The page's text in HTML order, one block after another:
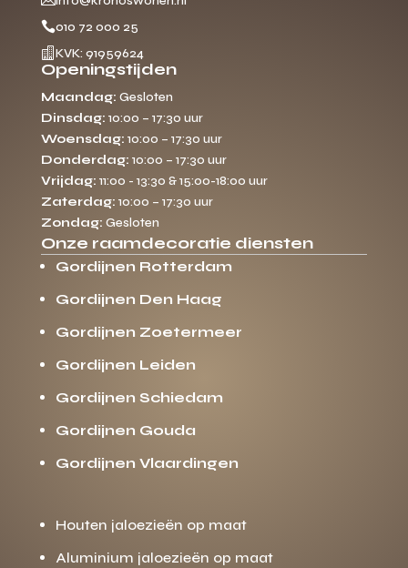
010 72 000 25
 KVK: 91959624
Openingstijden
Maandag: Gesloten
Dinsdag: 10:00 – 17:30 uur
Woensdag: 10:00 – 17:30 uur
Donderdag: 10:00 – 17:30 uur
Vrijdag: 11:00 - 13:30 & 15:00-18:00 uur
Zaterdag: 10:00 – 17:30 uur
Zondag: Gesloten
Onze raamdecoratie diensten
Gordijnen Rotterdam
Gordijnen Den Haag
Gordijnen Zoetermeer
Gordijnen Leiden
Gordijnen Schiedam
Gordijnen Gouda
Gordijnen Vlaardingen
Houten jaloezieën op maat
Aluminium jaloezieën op maat